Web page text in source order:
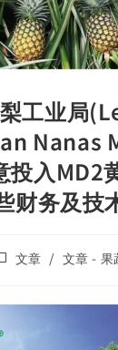
工业局
Nanas
投入MD2
财务及技
文章 / 文章 - 果